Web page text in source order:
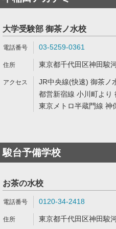
大学受験部 御茶ノ水校
03-5259-0361
東京都千代田区神田駿
JR中央線(快速) 御茶ノ
都営新宿線 小川町より
東京メトロ半蔵門線 神
駿台予備学校
お茶の水校
0120-34-2418
東京都千代田区神田駿